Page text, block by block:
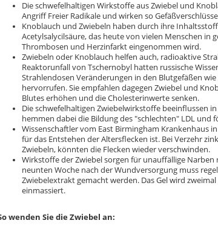
Die schwefelhaltigen Wirkstoffe aus Zwiebel und
Angriff Freier Radikale und wirken so
Knoblauch und Zwiebeln haben durch ihre
Acetylsalycilsäure, das heute von vielen Menschen in
Thrombosen und Herzinfarkt eingenommen wird.
Zwiebeln oder Knoblauch helfen auch, radioaktive
Reaktorunfall von Tschernobyl hatten russische
Strahlendosen Veränderungen in den Blutgefäßen
hervorrufen. Sie empfahlen dagegen Zwiebel und
Blutes erhöhen und die Cholesterinwerte senken.
Die schwefelhaltigen Zwiebelwirkstoffe beeinflussen
hemmen dabei die Bildung des "schlechten" LDL und
Wissenschaftler vom East Birmingham Krankenhaus
für das Entstehen der Altersflecken ist. Bei Verzehr
Zwiebeln, könnten die Flecken wieder verschwinden.
Wirkstoffe der Zwiebel sorgen für unauffällige
neunten Woche nach der Wundversorgung muss
Zwiebelextrakt gemacht werden. Das Gel wird
einmassiert.
wenden Sie die Zwiebel an: